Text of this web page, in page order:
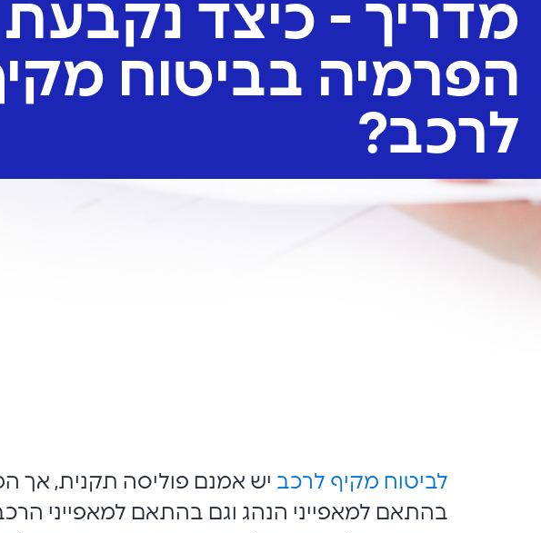
מדריך - כיצד נקבעת
הפרמיה בביטוח
לרכב?
לביטוח מקיף לרכב יש אמנם פוליסה תקנית, אך
בהתאם למאפייני הנהג וגם בהתאם למאפייני